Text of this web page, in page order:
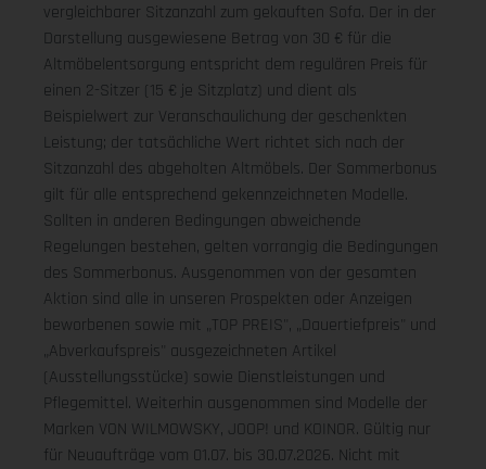
vergleichbarer Sitzanzahl zum gekauften Sofa. Der in der
Darstellung ausgewiesene Betrag von 30 € für die
Altmöbelentsorgung entspricht dem regulären Preis für
einen 2-Sitzer (15 € je Sitzplatz) und dient als
Beispielwert zur Veranschaulichung der geschenkten
Leistung; der tatsächliche Wert richtet sich nach der
Sitzanzahl des abgeholten Altmöbels. Der Sommerbonus
gilt für alle entsprechend gekennzeichneten Modelle.
Sollten in anderen Bedingungen abweichende
Regelungen bestehen, gelten vorrangig die Bedingungen
des Sommerbonus. Ausgenommen von der gesamten
Aktion sind alle in unseren Prospekten oder Anzeigen
beworbenen sowie mit „TOP PREIS", „Dauertiefpreis" und
„Abverkaufspreis" ausgezeichneten Artikel
(Ausstellungsstücke) sowie Dienstleistungen und
Pflegemittel. Weiterhin ausgenommen sind Modelle der
Marken VON WILMOWSKY, JOOP! und KOINOR. Gültig nur
für Neuaufträge vom 01.07. bis 30.07.2026. Nicht mit